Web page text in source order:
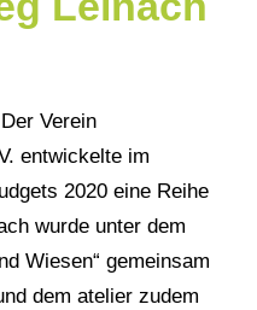
Verein
entwickelte im
2020 eine Reihe
wurde unter dem
Wiesen“ gemeinsam
dem atelier zudem